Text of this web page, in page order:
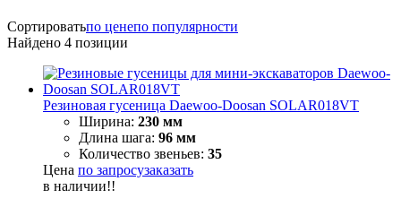
Сортироватьпо ценепо популярности
Найдено 4 позиции
Резиновая гусеница Daewoo-Doosan SOLAR018VT
Ширина: 230 мм
Длина шага: 96 мм
Количество звеньев: 35
Цена по запросузаказать
в наличии!!